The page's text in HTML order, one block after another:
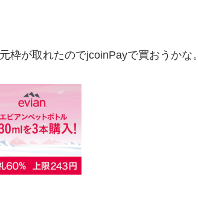
枠が取れたのでjcoinPayで買おうかな。